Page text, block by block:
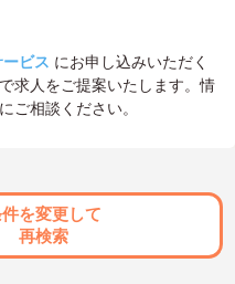
ビス にお申し込みいただく
求人をご提案いたします。情
ご相談ください。
を変更して
再検索